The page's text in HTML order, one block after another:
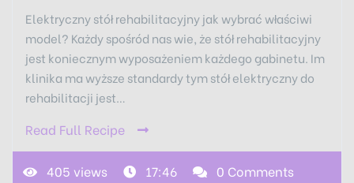
Elektryczny stół rehabilitacyjny jak wybrać właściwi
model? Każdy spośród nas wie, że stół rehabilitacyjny
jest koniecznym wyposażeniem każdego gabinetu. Im
klinika ma wyższe standardy tym stół elektryczny do
rehabilitacji jest…
Read Full Recipe
405 views 17:46 0 Comments